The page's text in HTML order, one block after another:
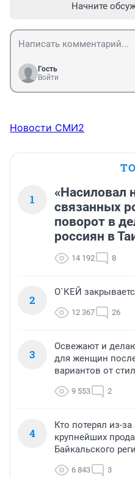
Начните
Гость
Войти
Новости СМИ2
1
«Насиловал
связанных
поворот в
россиян в
14 192 8
2
О`КЕЙ
12 367 26
3
Освежают и
для женщин
вариантов от
9 553 2
4
Кто потерял из-
крупнейших
Байкальского
6 843 3